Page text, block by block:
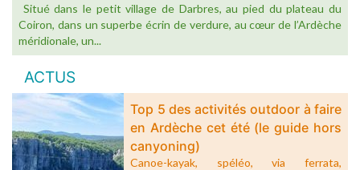
Situé dans le petit village de Darbres, au pied du plateau du
Coiron, dans un superbe écrin de verdure, au cœur de l’Ardèche
méridionale, un...
ACTUS
Top 5 des activités outdoor à faire
en Ardèche cet été (le guide hors
canyoning)
Canoe-kayak, spéléo, via ferrata,